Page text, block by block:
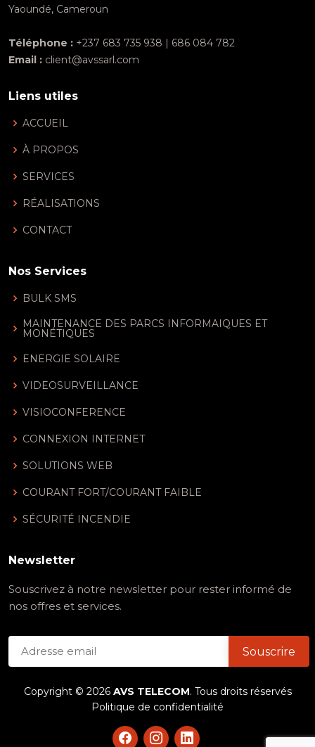
Yaoundé, Cameroun
Téléphone : +237 683 735 938 | 686 084 782
Email : client@avssarl.com
Liens utiles
ACCUEIL
À PROPOS
SERVICES
RÉALISATIONS
CONTACT
Nos Services
BULK SMS
MAINTENANCE DES PARCS INFORMAIQUES ET
MONÉTIQUES
ENERGIE SOLAIRE
VIDEOSURVEILLANCE
VISIOCONFERENCE
CONNEXION INTERNET
SOLUTIONS WEB
COURANT FORT/COURANT FAIBLE
SÉCURITÉ INCENDIE
Newsletter
Souscrivez à notre newsletter pour rester informé de
nos offres et services.
Copyright © 2026 AVS TELECOM. Tous droits réservés
Politique de confidentialité